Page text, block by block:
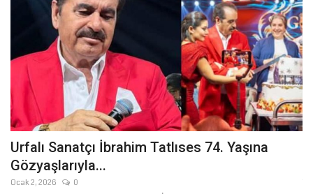
Urfalı Sanatçı İbrahim Tatlıses 74. Yaşına
Gözyaşlarıyla...
Ocak 2, 2026 0